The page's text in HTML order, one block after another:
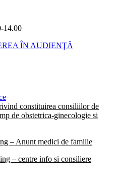
14.00
ÎN AUDIENŢĂ
constituirea consiliilor de
de obstetrica-ginecologie si
– Anunt medici de familie
– centre info si consiliere